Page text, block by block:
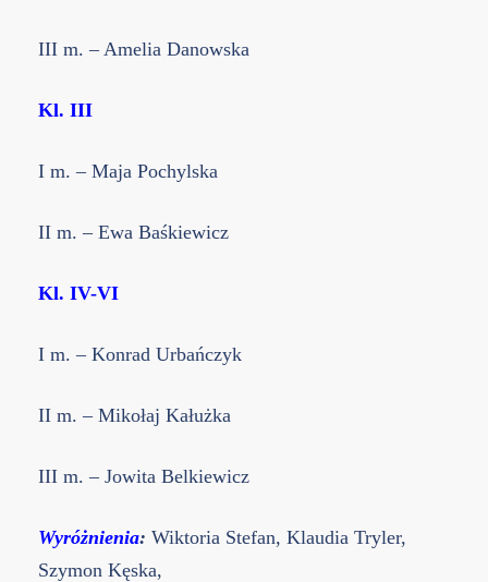
III m. – Amelia Danowska
Kl. III
I m. – Maja Pochylska
II m. – Ewa Baśkiewicz
Kl. IV-VI
I m. – Konrad Urbańczyk
II m. – Mikołaj Kałużka
III m. – Jowita Belkiewicz
Wyróżnienia: Wiktoria Stefan, Klaudia Tryler,
Szymon Kęska,